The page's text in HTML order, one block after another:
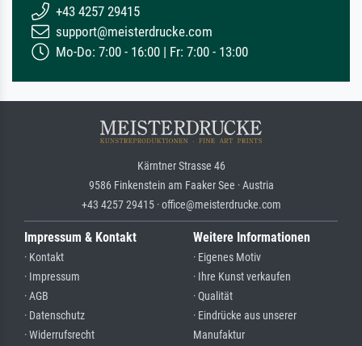
+43 4257 29415
support@meisterdrucke.com
Mo-Do: 7:00 - 16:00 | Fr: 7:00 - 13:00
Kärntner Strasse 46
9586 Finkenstein am Faaker See · Austria
+43 4257 29415 · office@meisterdrucke.com
Impressum & Kontakt
· Kontakt
· Impressum
· AGB
· Datenschutz
· Widerrufsrecht
Weitere Informationen
· Eigenes Motiv
· Ihre Kunst verkaufen
· Qualität
· Eindrücke aus unserer
Manufaktur